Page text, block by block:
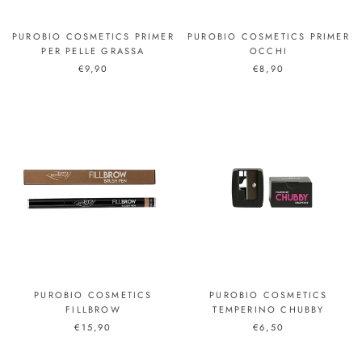
PUROBIO COSMETICS PRIMER
PER PELLE GRASSA
€9,90
PUROBIO COSMETICS PRIMER
OCCHI
€8,90
PUROBIO COSMETICS
FILLBROW
€15,90
PUROBIO COSMETICS
TEMPERINO CHUBBY
€6,50